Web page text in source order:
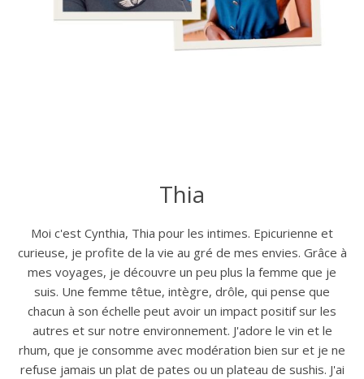
Thia
Moi c'est Cynthia, Thia pour les intimes. Epicurienne et
curieuse, je profite de la vie au gré de mes envies. Grâce à
mes voyages, je découvre un peu plus la femme que je
suis. Une femme têtue, intègre, drôle, qui pense que
chacun à son échelle peut avoir un impact positif sur les
autres et sur notre environnement. J'adore le vin et le
rhum, que je consomme avec modération bien sur et je ne
refuse jamais un plat de pates ou un plateau de sushis. J'ai